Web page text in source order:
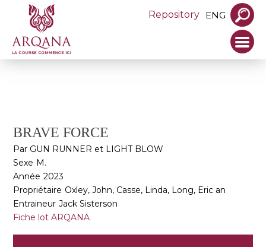
Repository ENG
BRAVE FORCE
Par GUN RUNNER et LIGHT BLOW
Sexe M.
Année 2023
Propriétaire Oxley, John, Casse, Linda, Long, Eric an
Entraineur Jack Sisterson
Fiche lot ARQANA